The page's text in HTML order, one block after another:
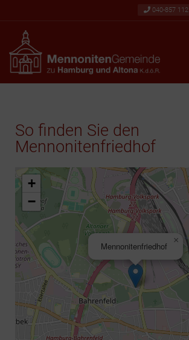
040-857 112
So finden Sie den
Mennonitenfriedhof
Mennonitenfriedhof
×
+
−